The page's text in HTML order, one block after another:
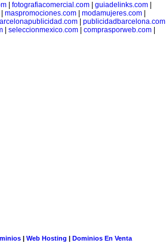
fotografiacomercial.com guiadelinks.com
maspromociones.com modamujeres.com
| publicidadbarcelona.com|
seleccionmexico.com comprasporweb.com
| Web Hosting | Dominios En Venta